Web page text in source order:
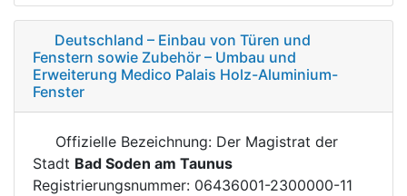
Deutschland – Einbau von Türen und
Fenstern sowie Zubehör – Umbau und
Erweiterung Medico Palais Holz-Aluminium-
Fenster
Offizielle Bezeichnung: Der Magistrat der
Stadt Bad Soden am Taunus
Registrierungsnummer: 06436001-2300000-11